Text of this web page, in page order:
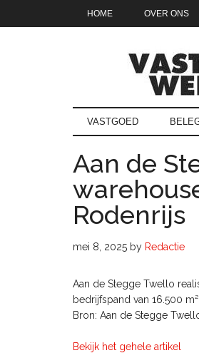
HOME OVER ONS
VASTGOED
Aan de
Rodenrijs
mei 8, 2025 by Redactie
Aan de Stegge Twello
bedrijfspand van 16.500 m².
Bron: Aan de Stegge
Bekijk het gehele artikel